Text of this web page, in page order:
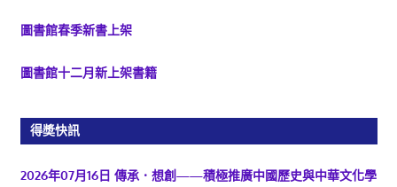
圖書館春季新書上架
圖書館十二月新上架書籍
得奬快訊
2026年07月16日 傳承．想創——積極推廣中國歷史與中華文化學